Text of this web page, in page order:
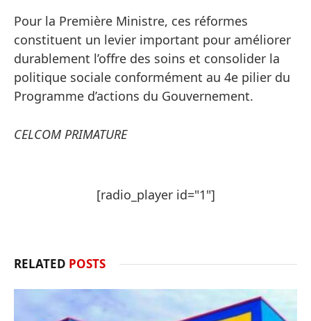
Pour la Première Ministre, ces réformes
constituent un levier important pour améliorer
durablement l’offre des soins et consolider la
politique sociale conformément au 4e pilier du
Programme d’actions du Gouvernement.
CELCOM PRIMATURE
[radio_player id="1"]
RELATED POSTS